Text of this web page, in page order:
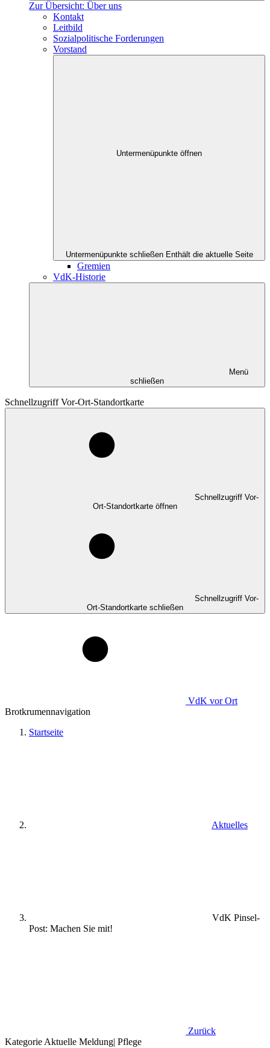
Zur Übersicht: Über uns
Kontakt
Leitbild
Sozialpolitische Forderungen
Vorstand
Untermenüpunkte öffnen
Untermenüpunkte schließen Enthält die aktuelle Seite
Gremien
VdK-Historie
Menü
schließen
Schnellzugriff Vor-Ort-Standortkarte
Schnellzugriff Vor-
Ort-Standortkarte öffnen
Schnellzugriff Vor-
Ort-Standortkarte schließen
VdK vor Ort
Brotkrumennavigation
Startseite
Aktuelles
VdK Pinsel-
Post: Machen Sie mit!
Zurück
Kategorie Aktuelle Meldung| Pflege